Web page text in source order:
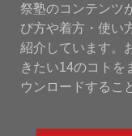
祭塾のコンテンツ
び方や着方・使い
紹介しています。
きたい14のコトを
ウンロードするこ